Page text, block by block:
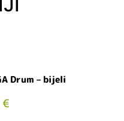
Drum – bijeli
€